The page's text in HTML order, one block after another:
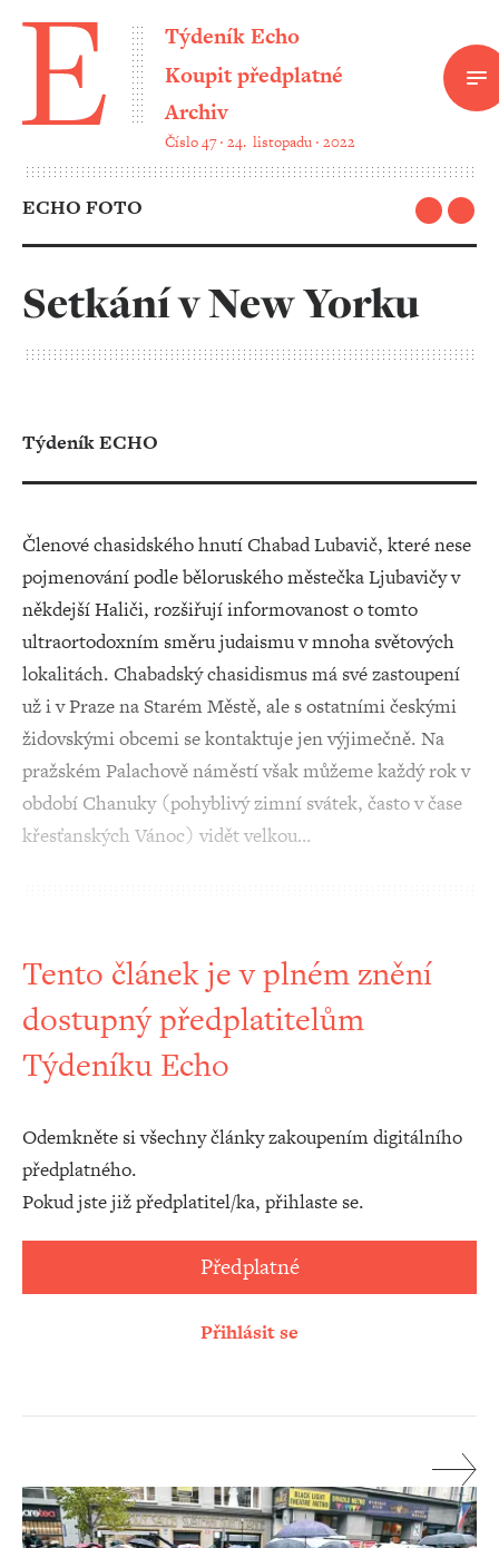
Týdeník Echo
Koupit předplatné
Archiv
Číslo 47 ‧ 24. listopadu ‧ 2022
ECHO FOTO
Setkání v New Yorku
Týdeník ECHO
Členové chasidského hnutí Chabad Lubavič, které nese
pojmenování podle běloruského městečka Ljubavičy v
někdejší Haliči, rozšiřují informovanost o tomto
ultraortodoxním směru judaismu v mnoha světových
lokalitách. Chabadský chasidismus má své zastoupení
už i v Praze na Starém Městě, ale s ostatními českými
židovskými obcemi se kontaktuje jen výjimečně. Na
pražském Palachově náměstí však můžeme každý rok v
období Chanuky (pohyblivý zimní svátek, často v čase
křesťanských Vánoc) vidět velkou…
Tento článek je v plném znění
dostupný předplatitelům
Týdeníku Echo
Odemkněte si všechny články zakoupením digitálního
předplatného.
Pokud jste již předplatitel/ka, přihlaste se.
Předplatné
Přihlásit se